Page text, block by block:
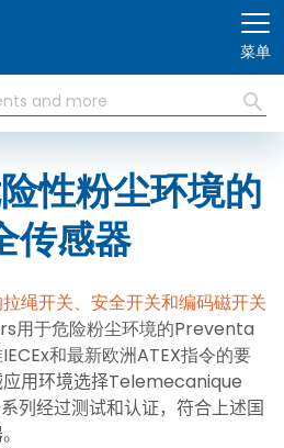
菜单
性粉尘环境的
传感器
绳开关、安全开关和编码磁开关
用于危险粉尘环境的Preventa
和最新欧洲ATEX指令的要
用环境选择Telemecanique
列经过测试和认证，符合上述国